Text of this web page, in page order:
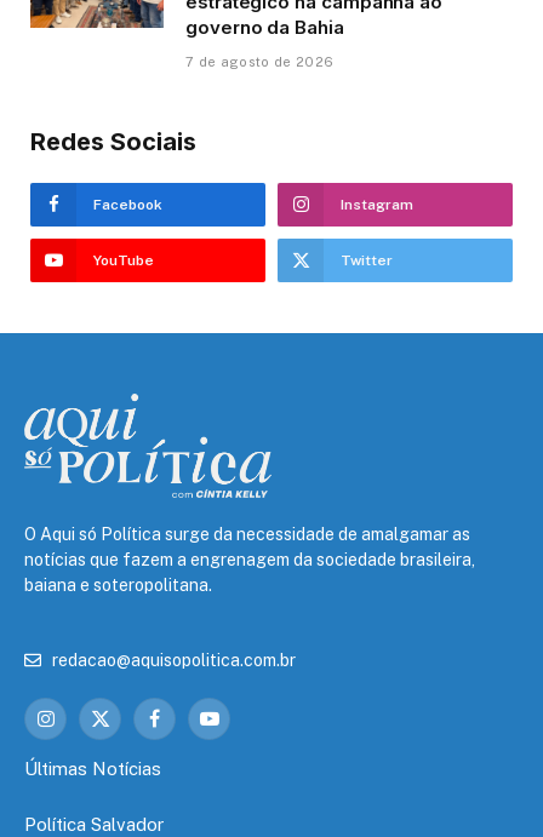
governo da Bahia
7 de agosto de 2026
Redes Sociais
Facebook Instagram
YouTube Twitter
O Aqui só Política surge da necessidade de amalgamar as
notícias que fazem a engrenagem da sociedade brasileira,
baiana e soteropolitana.
redacao@aquisopolitica.com.br
Instagram
X
FacebookYouTube
Últimas Notícias
Política Salvador